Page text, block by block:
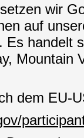
wir
auf
handelt
Mountain
dem EU-